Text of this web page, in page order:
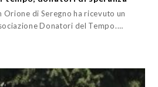
di Seregno ha ricevuto un
Donatori del Tempo.…